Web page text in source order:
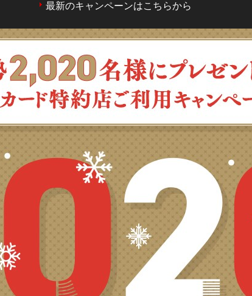
最新のキャンペーンはこちらから